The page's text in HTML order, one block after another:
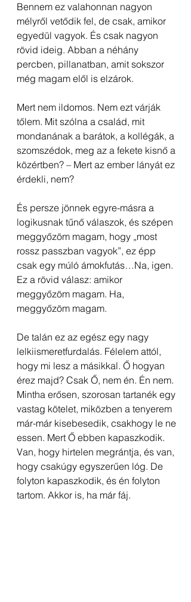
Bennem ez valahonnan nagyon
mélyről vetődik fel, de csak, amikor
egyedül vagyok. És csak nagyon
rövid ideig. Abban a néhány
percben, pillanatban, amit sokszor
még magam elől is elzárok.
Mert nem ildomos. Nem ezt várják
tőlem. Mit szólna a család, mit
mondanának a barátok, a kollégák, a
szomszédok, meg az a fekete kisnő a
közértben? – Mert az ember lányát ez
érdekli, nem?
És persze jönnek egyre-másra a
logikusnak tűnő válaszok, és szépen
meggyőzöm magam, hogy „most
rossz passzban vagyok”, ez épp
csak egy múló ámokfutás…Na, igen.
Ez a rövid válasz: amikor
meggyőzöm magam. Ha,
meggyőzöm magam.
De talán ez az egész egy nagy
lelkiismeretfurdalás. Félelem attól,
hogy mi lesz a másikkal. Ő hogyan
érez majd? Csak Ő, nem én. Én nem.
Mintha erősen, szorosan tartanék egy
vastag kötelet, miközben a tenyerem
már-már kisebesedik, csakhogy le ne
essen. Mert Ő ebben kapaszkodik.
Van, hogy hirtelen megrántja, és van,
hogy csakúgy egyszerűen lóg. De
folyton kapaszkodik, és én folyton
tartom. Akkor is, ha már fáj.